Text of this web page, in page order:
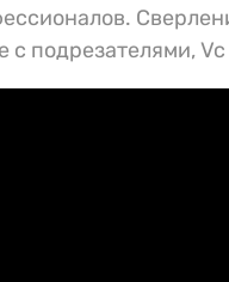
с подрезателями,